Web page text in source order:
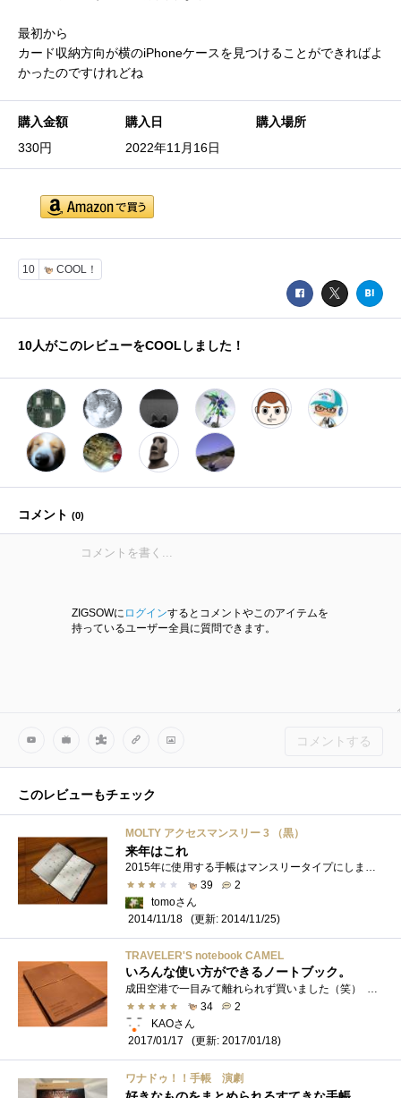
最初から
カード収納方向が横のiPhoneケースを見つけることができればよ
かったのですけれどね
購入金額
330円
購入日
2022年11月16日
購入場所
10 COOL！
10人がこのレビューをCOOLしました！
コメント (0)
ZIGSOWに ログインするとコメントやこのアイテムを
持っているユーザー全員に質問できます。
コメントする
このレビューもチェック
MOLTY アクセスマンスリー 3 （黒）
来年はこれ
2015年に使用する手帳はマンスリータイプにしました。数十年ぶりの変更です。今まではウィークタイプの同じブランドのウィック1（黒）を愛用し...
39
2
tomoさん
2014/11/18
(更新: 2014/11/25)
TRAVELER'S notebook CAMEL
いろんな使い方ができるノートブック。
成田空港で一目みて離れられず買いました（笑） また行きたいなあ。２月に東京に行くので東京の中目黒のお店見にいってこようと思います。�...
34
2
KAOさん
2017/01/17
(更新: 2017/01/18)
ワナドゥ！！手帳 演劇